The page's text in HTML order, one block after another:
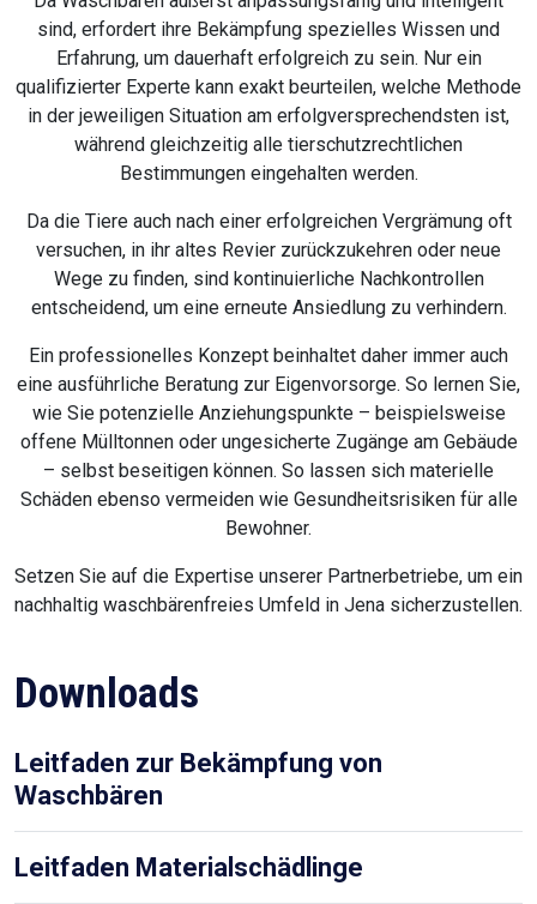
Marcus Wöll
Ihr persönlicher Ansprechpartner
Rufen Sie uns jetzt an und
vereinbaren Sie einen Termin.
Unser Telefonteam rund um Marcus Wöll steht Ihnen bei
Fragen rund um die Schädlingsbekämpfung gerne zur
oder schicken Sie uns Bilder vom Befall per E-Mail oder
WhatsApp, um eine unverbindliche Ersteinschätzung von